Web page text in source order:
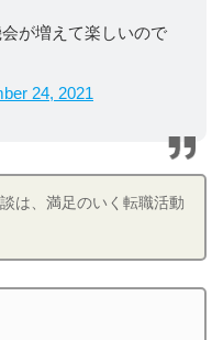
が増えて楽しいので
24, 2021
は、満足のいく転職活動